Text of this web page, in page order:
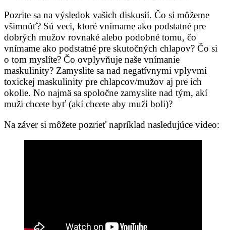
Pozrite sa na výsledok vašich diskusií. Čo si môžeme
všimnúť? Sú veci, ktoré vnímame ako podstatné pre
dobrých mužov rovnaké alebo podobné tomu, čo
vnímame ako podstatné pre skutočných chlapov? Čo si
o tom myslíte? Čo ovplyvňuje naše vnímanie
maskulinity? Zamyslite sa nad negatívnymi vplyvmi
toxickej maskulinity pre chlapcov/mužov aj pre ich
okolie. No najmä sa spoločne zamyslite nad tým, akí
muži chcete byť (akí chcete aby muži boli)?
Na záver si môžete pozrieť napríklad nasledujúce video: